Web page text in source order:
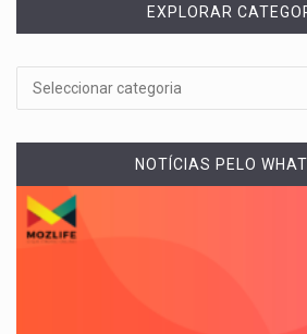
EXPLORAR
NOTÍCIAS PELO